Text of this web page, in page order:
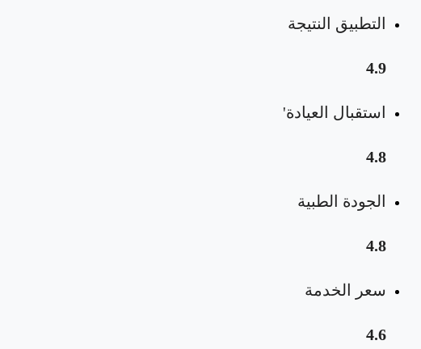
التطبيق النتيجة
4.9
استقبال العيادة'
4.8
الجودة الطبية
4.8
سعر الخدمة
4.6